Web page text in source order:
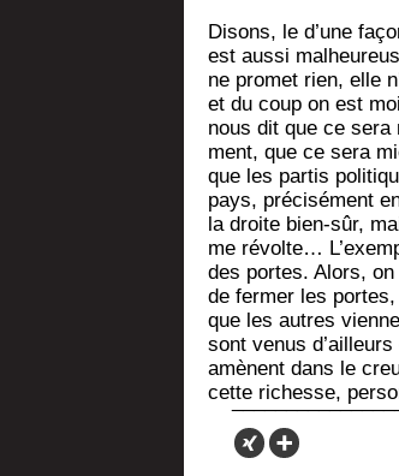
Disons, le d’une
est aus­si
ne pro­met rien, elle
et du coup on est
nous dit que ce
ment, que ce sera
que les par­tis
pays, pré­ci­sé­ment
la droite bien-sûr,
me révolte…
des portes. Alors,
de fer­mer les
que les autres
sont venus
amènent dans le
cette richesse,